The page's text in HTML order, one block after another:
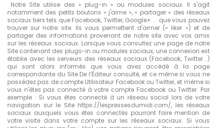
Notre Site utilise des « plug-in » ou modules sociaux. Il s'agit
notamment des petits boutons « j'aime », « partager » des réseaux
sociaux tiers tels que Facebook, Twitter, Google+.... que vous pouvez
trouver sur notre site. Ils vous permettent d'aimer (« liker ») et de
partager des informations provenant de notre site avec vos amis
sur les réseaux sociaux. Lorsque vous consultez une page de notre
Site contenant des plugs-in ou modules sociaux, une connexion est
établie avec les serveurs des réseaux sociaux (Facebook, Twitter...)
qui sont alors informés que vous avez accédé à la page
correspondante du Site De l’Éditeur consulté, et ce même si vous ne
possédez pas de compte Utilisateur Facebook ou Twitter, et même si
vous n'êtes pas connecté à votre compte Facebook ou Twitter. Par
exemple : Si vous êtes connecté à un réseau social lors de votre
navigation sur le Site https://lespressesdumidi.com/, les réseaux
sociaux auxquels vous êtes connectés pourront faire mention de
votre visite dans votre compte sur les réseaux sociaux. Si vous